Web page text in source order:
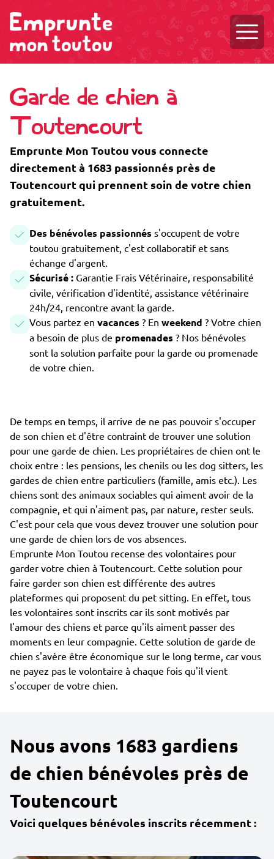
Garde de chien à
Toutencourt
Emprunte Mon Toutou vous connecte
directement à 1683 passionnés près de
Toutencourt qui prennent soin de votre chien
gratuitement.
Des bénévoles passionnés s'occupent de votre
toutou gratuitement, c'est collaboratif et sans
échange d'argent.
Sécurisé : Garantie Frais Vétérinaire, responsabilité
civile, vérification d'identité, assistance vétérinaire
24h/24, rencontre avant la garde.
Vous partez en vacances ? En weekend ? Votre chien
a besoin de plus de promenades ? Nos bénévoles
sont la solution parfaite pour la garde ou promenade
de votre chien.
De temps en temps, il arrive de ne pas pouvoir s'occuper
de son chien et d'être contraint de trouver une solution
pour une garde de chien. Les propriétaires de chien ont le
choix entre : les pensions, les chenils ou les dog sitters, les
gardes de chien entre particuliers (famille, amis etc.). Les
chiens sont des animaux sociables qui aiment avoir de la
compagnie, et qui n'aiment pas, par nature, rester seuls.
C'est pour cela que vous devez trouver une solution pour
une garde de chien lors de vos absences.
Emprunte Mon Toutou recense des volontaires pour
garder votre chien à Toutencourt. Cette solution pour
faire garder son chien est différente des autres
plateformes qui proposent du pet sitting. En effet, tous
les volontaires sont inscrits car ils sont motivés par
l'amour des chiens et parce qu'ils aiment passer des
moments en leur compagnie. Cette solution de garde de
chien s'avère être économique sur le long terme, car vous
ne payez pas le volontaire à chaque fois qu'il vient
s'occuper de votre chien.
Nous avons 1683 gardiens
de chien bénévoles près de
Toutencourt
Voici quelques bénévoles inscrits récemment :